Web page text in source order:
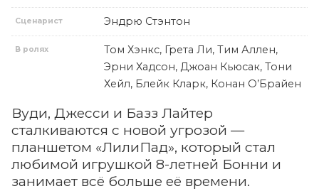
Сценарист Эндрю Стэнтон
В ролях
Том Хэнкс, Грета Ли, Тим Аллен,
Эрни Хадсон, Джоан Кьюсак, Тони
Хейл, Блейк Кларк, Конан О’Брайен
Вуди, Джесси и Базз Лайтер
сталкиваются с новой угрозой —
планшетом «ЛилиПад», который стал
любимой игрушкой 8-летней Бонни и
занимает всё больше её времени.